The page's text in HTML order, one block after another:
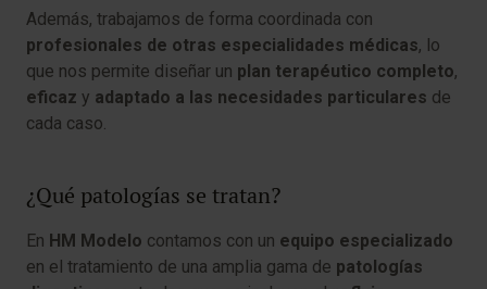
Además, trabajamos de forma coordinada con
profesionales de otras especialidades médicas, lo
que nos permite diseñar un plan terapéutico completo,
eficaz y adaptado a las necesidades particulares de
cada caso.
¿Qué patologías se tratan?
En HM Modelo contamos con un equipo especializado
en el tratamiento de una amplia gama de patologías